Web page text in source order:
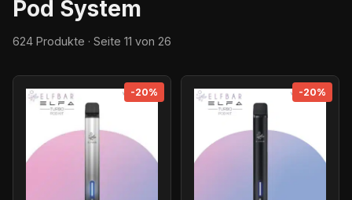
Pod System
624 Produkte · Seite 11 von 26
-20% -20%